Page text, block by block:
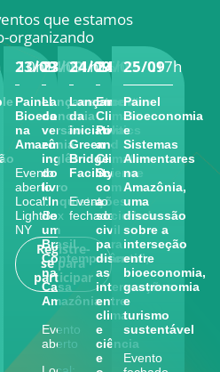
que estamos
organizando
23/09
.
10h
Painel
Bioeconomia
na
Amazônia
Evento
aberto
Local:
LightBox
NY
Registre-
se para
participar​​
23/09
.
14h
Lançamento
da
versão
em
inglês
do
livro
“Inquietações
de
um
Brasil
Contemporâneo”,
na
Casa
Amazônia
Evento
aberto
24/09
.
11h
Lançamento
da
iniciativa
Green
Bridge
Facility
Evento
fechado
24/09
.
15h
Encontro
Climate
Politics
and
Climate
Science
com
a
sociedade
civil
para
discutir
as
intersecções
entre
clima
e
ciência
e
25/09
.17h
Painel
Bioeconomia
e
Sistemas
Alimentares
na
Amazônia,
uma
discussão
sobre a
interseção
entre
bioeconomia,
gastronomia
e
turismo
sustentável
Evento